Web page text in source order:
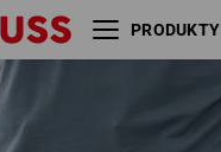
PRODUKTY
e.s. ventura
dámské